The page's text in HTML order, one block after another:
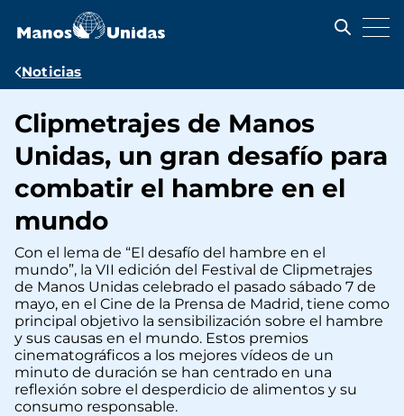
contenido
Ruta
navegación
Noticias
Clipmetrajes de Manos
Unidas, un gran desafío para
combatir el hambre en el
mundo
Con el lema de “El desafío del hambre en el
mundo”, la VII edición del Festival de Clipmetrajes
de Manos Unidas celebrado el pasado sábado 7 de
mayo, en el Cine de la Prensa de Madrid, tiene como
principal objetivo la sensibilización sobre el hambre
y sus causas en el mundo. Estos premios
cinematográficos a los mejores vídeos de un
minuto de duración se han centrado en una
reflexión sobre el desperdicio de alimentos y su
consumo responsable.